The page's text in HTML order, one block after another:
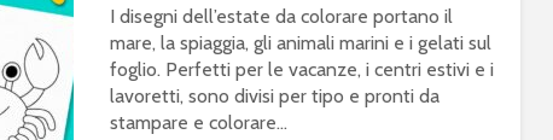
I disegni dell’estate da colorare portano il
mare, la spiaggia, gli animali marini e i gelati sul
foglio. Perfetti per le vacanze, i centri estivi e i
lavoretti, sono divisi per tipo e pronti da
stampare e colorare...